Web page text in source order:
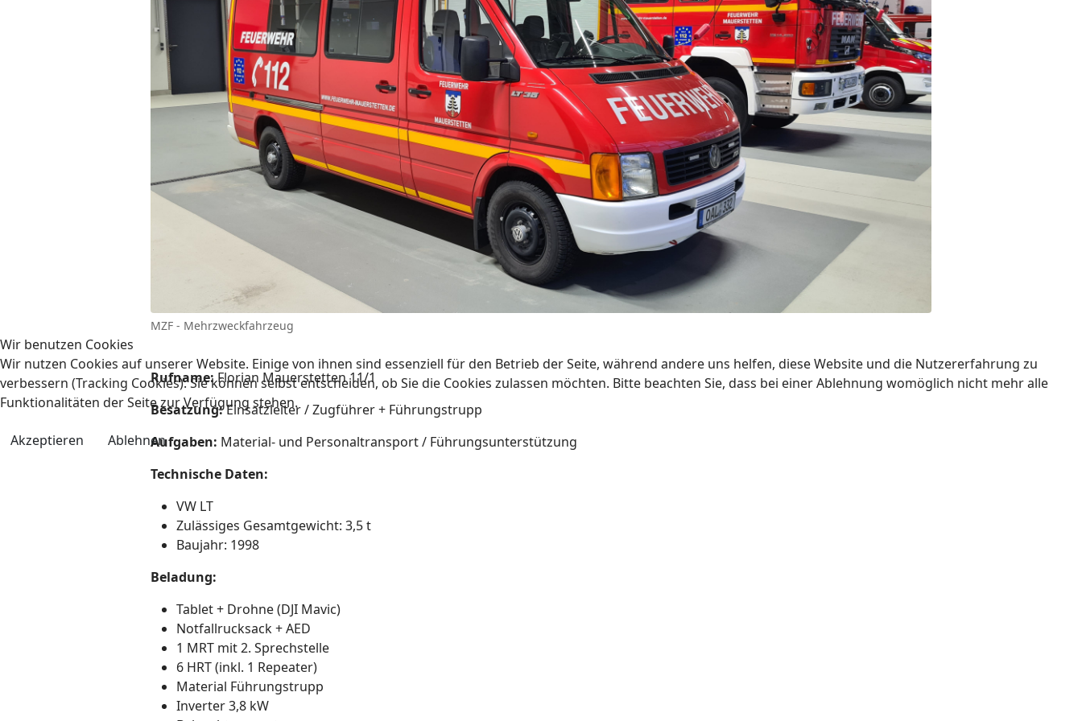
MZF - Mehrzweckfahrzeug
Rufname:Florian Mauerstetten 11/1
Besatzung:Einsatzleiter / Zugführer + Führungstrupp
Aufgaben: Material- und Personaltransport / Führungsunterstützung
Technische Daten:
VW LT
Zulässiges Gesamtgewicht: 3,5 t
Baujahr: 1998
Beladung:
Tablet + Drohne (DJI Mavic)
Notfallrucksack + AED
1 MRT mit 2. Sprechstelle
6 HRT (inkl. 1 Repeater)
Material Führungstrupp
Inverter 3,8 kW
Wir benutzen Cookies
Wir nutzen Cookies auf unserer Website. Einige von ihnen sind essenziell für den Betrieb der Seite, während andere uns helfen, diese Website und die Nutzererfahrung zu
verbessern (Tracking Cookies). Sie können selbst entscheiden, ob Sie die Cookies zulassen möchten. Bitte beachten Sie, dass bei einer Ablehnung womöglich nicht mehr alle
Funktionalitäten der Seite zur Verfügung stehen.
Akzeptieren Ablehnen